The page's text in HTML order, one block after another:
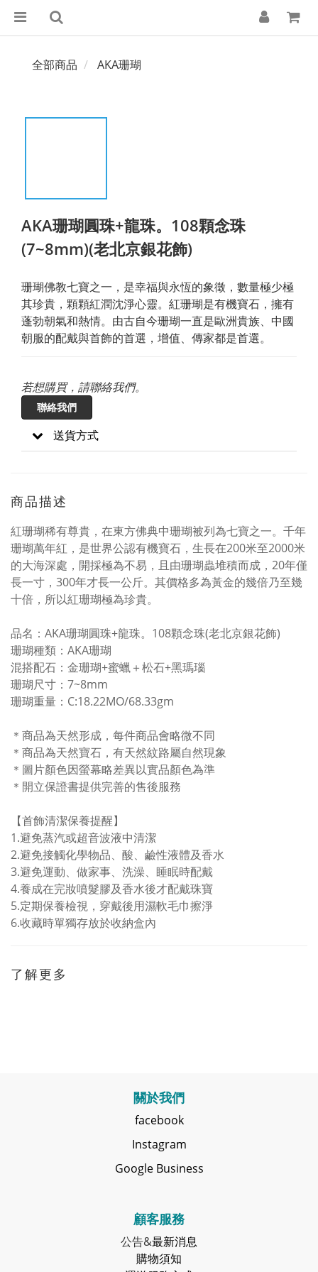
全部商品 AKA珊瑚
AKA珊瑚圓珠+龍珠。108顆念珠
(7~8mm)(老北京銀花飾)
珊瑚佛教七寶之一，是幸福與永恆的象徵，數量極少極
其珍貴，顆顆紅潤沈淨心靈。紅珊瑚是有機寶石，擁有
蓬勃朝氣和熱情。由古自今珊瑚一直是歐洲貴族、中國
朝服的配戴與首飾的首選，增值、傳家都是首選。
若想購買，請聯絡我們。
聯絡我們
送貨方式
商品描述
紅珊瑚稀有尊貴，在東方佛典中珊瑚被列為七寶之一。 千年
珊瑚萬年紅，是世界公認有機寶石，生長在200米至2000米
的大海深處，開採極為不易，且由珊瑚蟲堆積而成，20年僅
長一寸，300年才長一公斤。 其價格多為黃金的幾倍乃至幾
十倍，所以紅珊瑚極為珍貴。
品名：AKA珊瑚圓珠+龍珠。108顆念珠(老北京銀花飾)
珊瑚種類：AKA珊瑚
混搭配石：金珊瑚+蜜蠟＋松石+黑瑪瑙
珊瑚尺寸：7~8mm
珊瑚重量：C:18.22MO/68.33gm
＊商品為天然形成，每件商品會略微不同
＊商品為天然寶石，有天然紋路屬自然現象
＊圖片顏色因螢幕略差異以實品顏色為準
＊開立保證書提供完善的售後服務
【首飾清潔保養提醒】
1.避免蒸汽或超音波液中清潔
2.避免接觸化學物品、酸、鹼性液體及香水
3.避免運動、做家事、洗澡、睡眠時配戴
4.養成在完妝噴髮膠及香水後才配戴珠寶
5.定期保養檢視，穿戴後用濕軟毛巾擦淨
6.收藏時單獨存放於收納盒內
了解更多
關於我們
facebook
Instagram
Google Business
顧客服務
公告&最新消息
購物須知